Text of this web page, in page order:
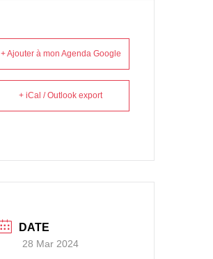
+ Ajouter à mon Agenda Google
+ iCal / Outlook export
DATE
28 Mar 2024